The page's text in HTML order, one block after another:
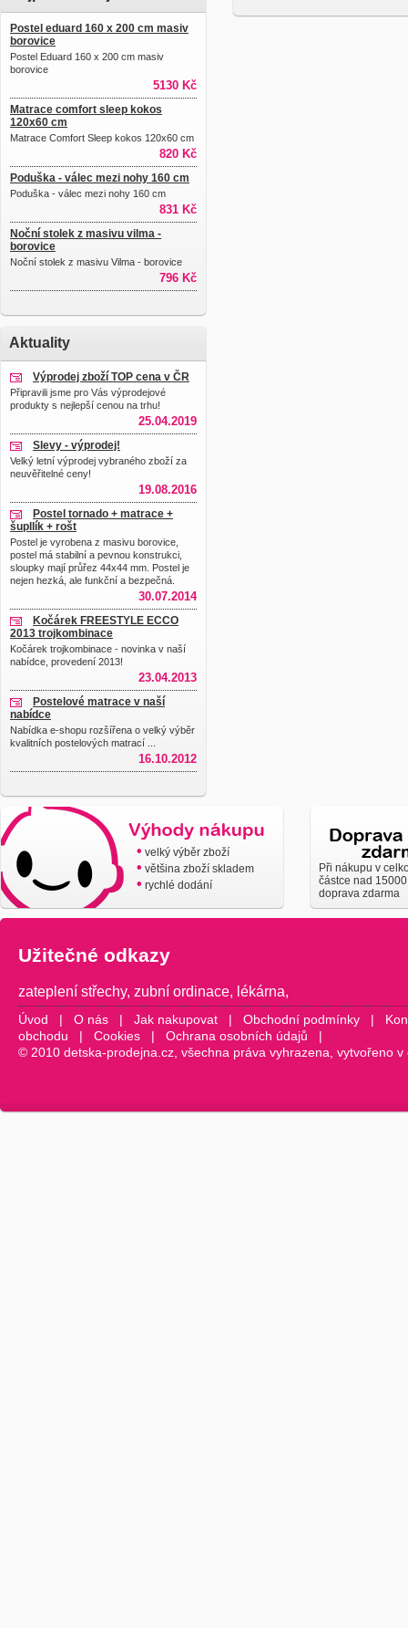
Postel eduard 160 x 200 cm masiv
borovice
Postel Eduard 160 x 200 cm masiv
borovice
5130 Kč
Matrace comfort sleep kokos
120x60 cm
Matrace Comfort Sleep kokos 120x60 cm
820 Kč
Poduška - válec mezi nohy 160 cm
Poduška - válec mezi nohy 160 cm
831 Kč
Noční stolek z masivu vilma -
borovice
Noční stolek z masivu Vilma - borovice
796 Kč
Aktuality
Výprodej zboží TOP cena v ČR
Připravili jsme pro Vás výprodejové
produkty s nejlepší cenou na trhu!
25.04.2019
Slevy - výprodej!
Velký letní výprodej vybraného zboží za
neuvěřitelné ceny!
19.08.2016
Postel tornado + matrace +
šupllík + rošt
Postel je vyrobena z masivu borovice,
postel má stabilní a pevnou konstrukci,
sloupky mají průřez 44x44 mm. Postel je
nejen hezká, ale funkční a bezpečná.
30.07.2014
Kočárek FREESTYLE ECCO
2013 trojkombinace
Kočárek trojkombinace - novinka v naší
nabídce, provedení 2013!
23.04.2013
Postelové matrace v naší
nabídce
Nabídka e-shopu rozšířena o velký výběr
kvalitních postelových matrací ...
16.10.2012
• velký výběr zboží
• většina zboží skladem
• rychlé dodání
Při nákupu v
částce nad
doprava zdarma
Užitečné odkazy
zateplení střechy, zubní ordinace, lékárna,
Úvod | O nás | Jak nakupovat | Obchodní podmínky |
obchodu | Cookies | Ochrana osobních údajů |
© 2010 detska-prodejna.cz, všechna práva vyhrazena, vytvořeno v